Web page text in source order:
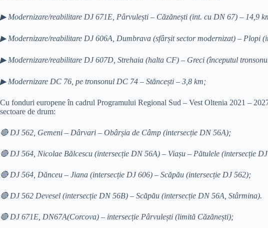
▶ Modernizare/reabilitare DJ 671E, Pârvulești – Căzănești (int. cu DN 67) – 14,9
▶ Modernizare/reabilitare DJ 606A, Dumbrava (sfârșit sector modernizat) – Plopi
▶ Modernizare/reabilitare DJ 607D, Strehaia (halta CF) – Greci (începutul
▶ Modernizare DC 76, pe tronsonul DC 74 – Stăncești – 3,8 km;
Cu fonduri europene în cadrul Programului Regional Sud – Vest Oltenia 2021 –
sectoare de drum:
🔴 DJ 562, Gemeni – Dârvari – Obârșia de Câmp (intersecție DN 56A);
🔴 DJ 564, Nicolae Bălcescu (intersecție DN 56A) – Viașu – Pătulele (intersecție
🔴 DJ 564, Dănceu – Jiana (intersecție DJ 606) – Scăpău (intersecție DJ 562);
🔴 DJ 562 Devesel (intersecție DN 56B) – Scăpău (intersecție DN 56A, Stârmina).
🔴 DJ 671E, DN67A(Corcova) – intersecție Pârvulești (limită Căzănești);